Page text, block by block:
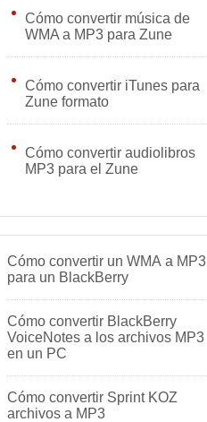
Cómo convertir música de
WMA a MP3 para Zune
Cómo convertir iTunes para
Zune formato
Cómo convertir audiolibros
MP3 para el Zune
Cómo convertir un WMA a MP3
para un BlackBerry
Cómo convertir BlackBerry
VoiceNotes a los archivos MP3
en un PC
Cómo convertir Sprint KOZ
archivos a MP3